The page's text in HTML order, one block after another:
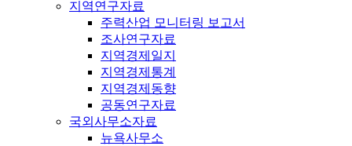
지역연구자료
주력산업 모니터링 보고서
조사연구자료
지역경제일지
지역경제통계
지역경제동향
공동연구자료
국외사무소자료
뉴욕사무소